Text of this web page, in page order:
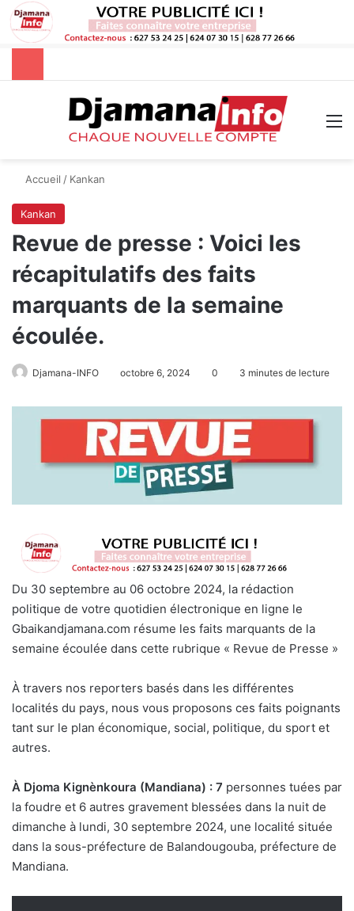
Rechercher
Accueil / Kankan
Kankan
Revue de presse : Voici les
récapitulatifs des faits
marquants de la semaine
écoulée.
Djamana-INFO octobre 6, 2024 0 3 minutes de lecture
Du 30 septembre au 06 octobre 2024, la rédaction
politique de votre quotidien électronique en ligne le
Gbaikandjamana.com résume les faits marquants de la
semaine écoulée dans cette rubrique « Revue de Presse »
À travers nos reporters basés dans les différentes
localités du pays, nous vous proposons ces faits poignants
tant sur le plan économique, social, politique, du sport et
autres.
À Djoma Kignènkoura (Mandiana) : 7 personnes tuées par
la foudre et 6 autres gravement blessées dans la nuit de
dimanche à lundi, 30 septembre 2024, une localité située
dans la sous-préfecture de Balandougouba, préfecture de
Mandiana.